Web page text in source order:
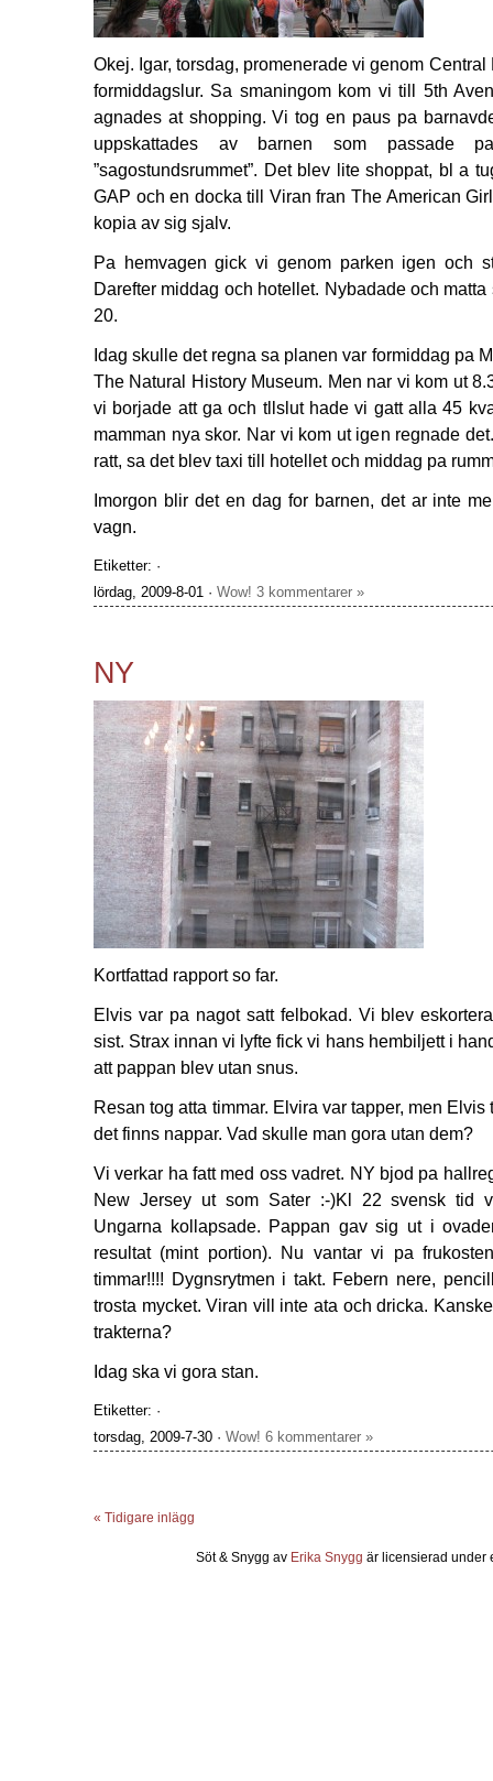
Okej. Igar, torsdag, promenerade vi genom
formiddagslur. Sa smaningom kom vi till 5th
agnades at shopping. Vi tog en paus pa
uppskattades av barnen som passade
”sagostundsrummet”. Det blev lite shoppat, bl a
GAP och en docka till Viran fran The American
kopia av sig sjalv.
Pa hemvagen gick vi genom parken igen och
Darefter middag och hotellet. Nybadade och
20.
Idag skulle det regna sa planen var formiddag pa
The Natural History Museum. Men nar vi kom ut
vi borjade att ga och tllslut hade vi gatt alla 45
mamman nya skor. Nar vi kom ut igen regnade
ratt, sa det blev taxi till hotellet och middag pa
Imorgon blir det en dag for barnen, det ar inte
vagn.
Etiketter: ·
lördag, 2009-8-01 · Wow! 3 kommentarer »
NY
Kortfattad rapport so far.
Elvis var pa nagot satt felbokad. Vi blev
sist. Strax innan vi lyfte fick vi hans hembiljett i
att pappan blev utan snus.
Resan tog atta timmar. Elvira var tapper, men
det finns nappar. Vad skulle man gora utan dem?
Vi verkar ha fatt med oss vadret. NY bjod pa
New Jersey ut som Sater :-)Kl 22 svensk tid
Ungarna kollapsade. Pappan gav sig ut i
resultat (mint portion). Nu vantar vi pa
timmar!!!! Dygnsrytmen i takt. Febern nere,
trosta mycket. Viran vill inte ata och dricka.
trakterna?
Idag ska vi gora stan.
Etiketter: ·
torsdag, 2009-7-30 · Wow! 6 kommentarer »
« Tidigare inlägg
Söt & Snygg av Erika Snygg är licensierad under